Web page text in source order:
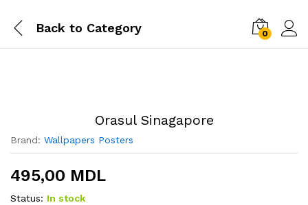
Back to Category 0
Orasul Sinagapore
Brand: Wallpapers Posters
495,00 MDL
Status: In stock